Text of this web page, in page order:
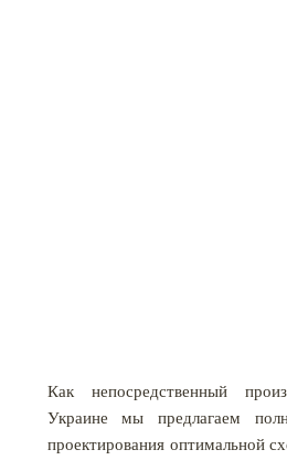
Как непосредственный
Украине мы предлагаем
проектирования оптимальной